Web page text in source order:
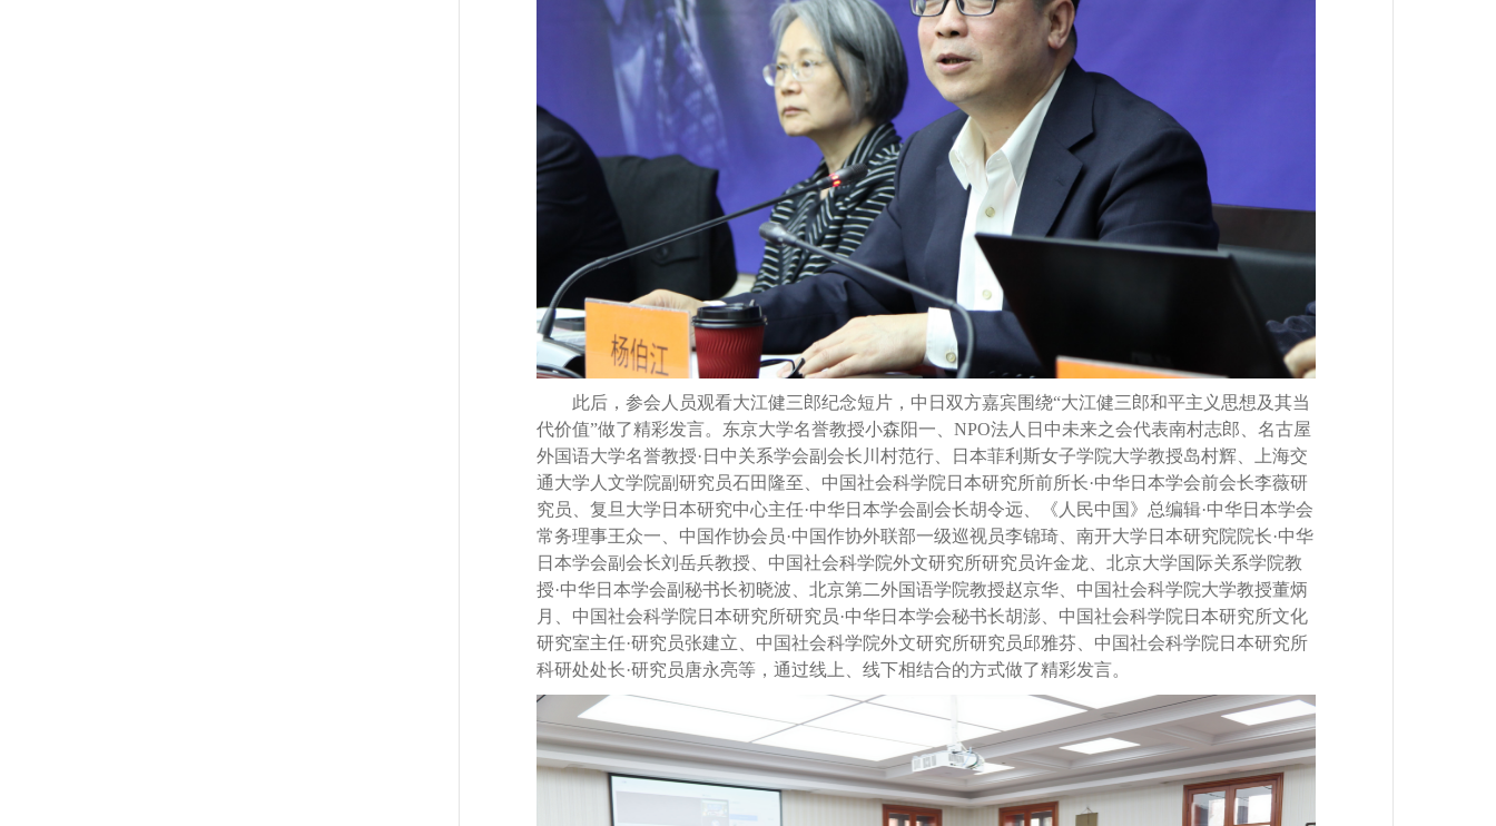
此后，参会人员观看大江健三郎纪念短片，中日双方嘉宾围绕“大江健三郎和平主义思想及其当
代价值”做了精彩发言。东京大学名誉教授小森阳一、NPO法人日中未来之会代表南村志郎、名古屋
外国语大学名誉教授·日中关系学会副会长川村范行、日本菲利斯女子学院大学教授岛村辉、上海交
通大学人文学院副研究员石田隆至、中国社会科学院日本研究所前所长·中华日本学会前会长李薇研
究员、复旦大学日本研究中心主任·中华日本学会副会长胡令远、《人民中国》总编辑·中华日本学会
常务理事王众一、中国作协会员·中国作协外联部一级巡视员李锦琦、南开大学日本研究院院长·中华
日本学会副会长刘岳兵教授、中国社会科学院外文研究所研究员许金龙、北京大学国际关系学院教
授·中华日本学会副秘书长初晓波、北京第二外国语学院教授赵京华、中国社会科学院大学教授董炳
月、中国社会科学院日本研究所研究员·中华日本学会秘书长胡澎、中国社会科学院日本研究所文化
研究室主任·研究员张建立、中国社会科学院外文研究所研究员邱雅芬、中国社会科学院日本研究所
科研处处长·研究员唐永亮等，通过线上、线下相结合的方式做了精彩发言。